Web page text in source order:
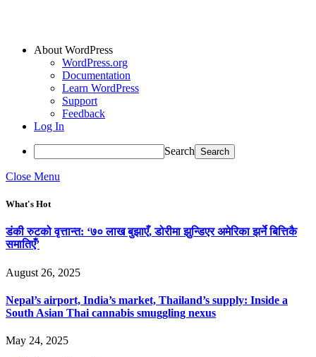
About WordPress
WordPress.org
Documentation
Learn WordPress
Support
Feedback
Log In
Search
Close Menu
What's Hot
डंकी रुटको वृत्तान्त: ‘७० लाख बुझाएँ, डोरीमा झुन्डिएर अमेरिका झर्ने बित्तिकै
समातिएँ’
August 26, 2025
Nepal’s airport, India’s market, Thailand’s supply: Inside a
South Asian Thai cannabis smuggling nexus
May 24, 2025